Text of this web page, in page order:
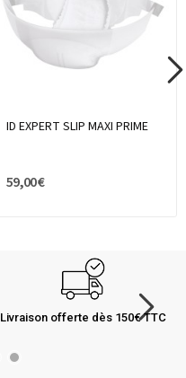
ID EXPERT SLIP MAXI PRIME
59,00 €
Livraison offerte dès 150€ TTC